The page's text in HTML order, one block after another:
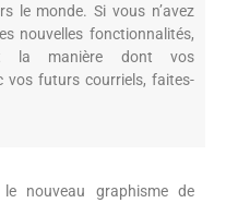
le monde. Si vous n’avez
nouvelles fonctionnalités,
la manière dont vos
vos futurs courriels, faites-
le nouveau graphisme de